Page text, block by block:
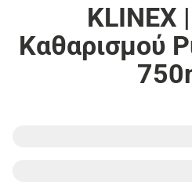
KLINEX
Καθαρισμού